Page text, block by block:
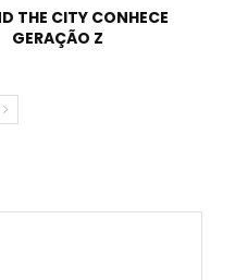
THE CITY CONHECE
GERAÇÃO Z